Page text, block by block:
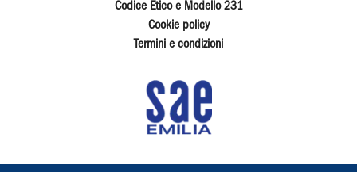
Codice Etico e Modello 231
Cookie policy
Termini e condizioni